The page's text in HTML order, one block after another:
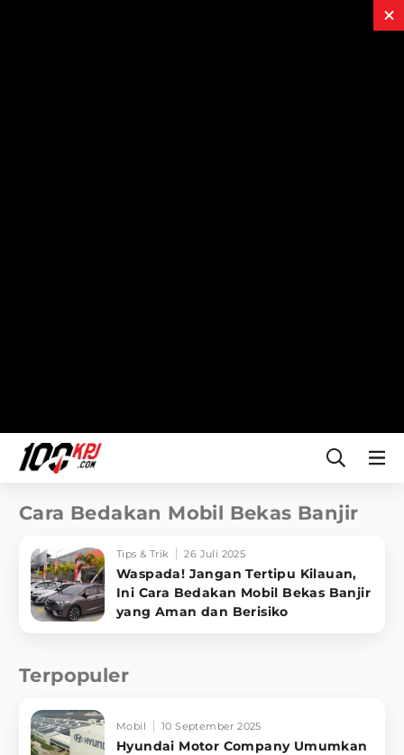
Cara Bedakan Mobil Bekas Banjir
Tips & Trik 26 Juli 2025
Waspada! Jangan Tertipu Kilauan,
Ini Cara Bedakan Mobil Bekas Banjir
yang Aman dan Berisiko
Terpopuler
Mobil 10 September 2025
Hyundai Motor Company Umumkan